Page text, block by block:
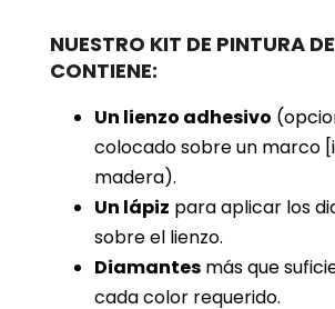
NUESTRO KIT DE PINTURA
CONTIENE:
Un lienzo adhesivo
colocado sobre un marco
madera).
Un lápiz para aplicar los
sobre el lienzo.
Diamantes más que
cada color requerido.